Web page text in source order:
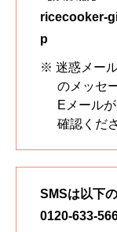
ricecooker-
p
※ 迷惑メー
のメッセ
Eメール
確認くだ
SMSは以下
0120-633-